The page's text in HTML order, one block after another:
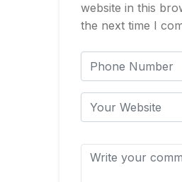
website in this
the next time I